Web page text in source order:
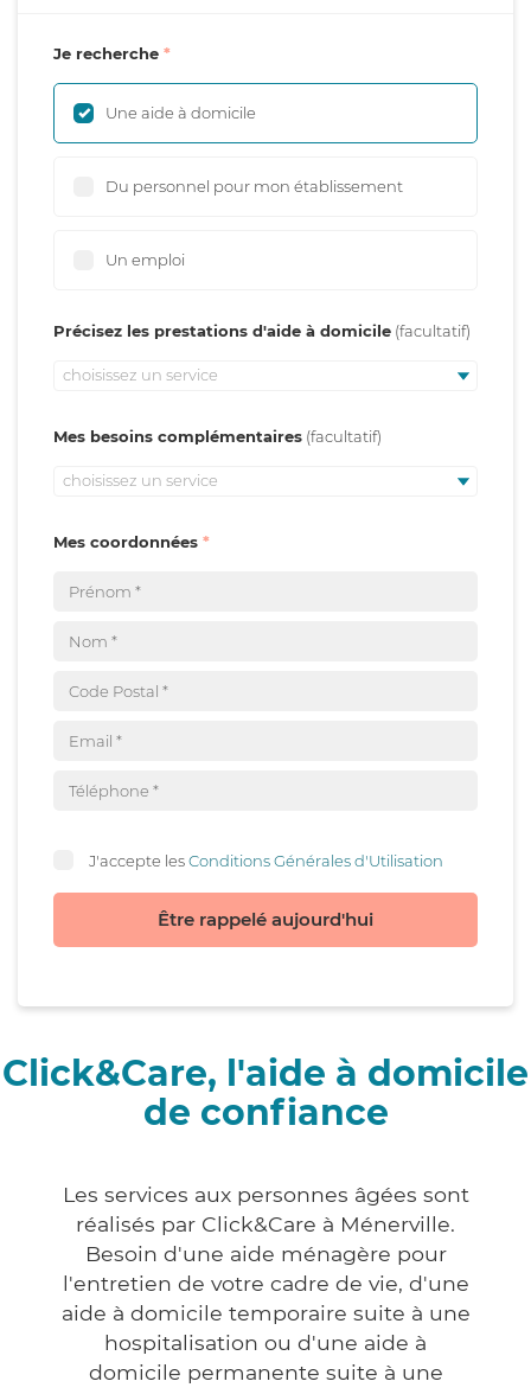
Je recherche
Une aide à domicile
Du personnel pour mon établissement
Un emploi
Précisez les prestations d'aide à domicile
choisissez un service
Mes besoins complémentaires
choisissez un service
Mes coordonnées
J'accepte lesConditions Générales d'Utilisation
Être rappelé aujourd'hui
Click&Care, l'aide à domicile
de confiance
Les services aux personnes âgées sont
réalisés par Click&Care à Ménerville.
Besoin d'une aide ménagère pour
l'entretien de votre cadre de vie, d'une
aide à domicile temporaire suite à une
hospitalisation ou d'une aide à
domicile permanente suite à une